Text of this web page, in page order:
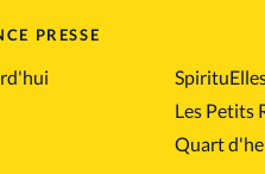
PRESSE
Les Petits
Quart